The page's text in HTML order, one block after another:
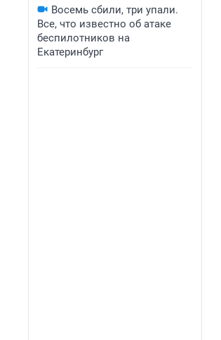
Восемь сбили, три упали.
Все, что известно об атаке
беспилотников на
Екатеринбург